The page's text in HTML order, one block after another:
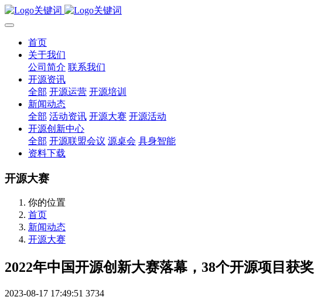
首页
关于我们
公司简介 联系我们
开源资讯
全部 开源运营 开源培训
新闻动态
全部 活动资讯 开源大赛 开源活动
开源创新中心
全部 开源联盟会议 源桌会 具身智能
资料下载
开源大赛
你的位置
首页
新闻动态
开源大赛
2022年中国开源创新大赛落幕，38个开源项目获奖
2023-08-17 17:49:51 3734